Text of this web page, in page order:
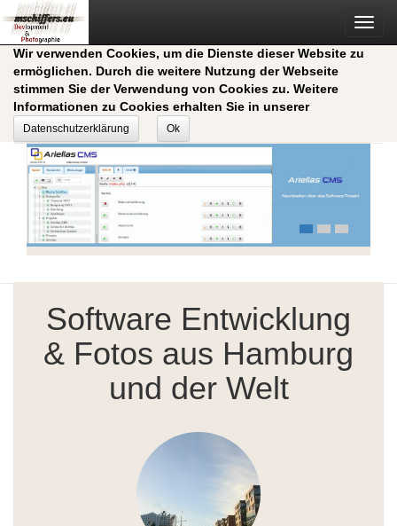
Wir verwenden Cookies, um die Dienste dieser Website zu
ermöglichen. Durch die weitere Nutzung der Webseite
stimmen Sie der Verwendung von Cookies zu. Weitere
Informationen zu Cookies erhalten Sie in unserer
Datenschutzerklärung Ok
Software Entwicklung
& Fotos aus Hamburg
und der Welt